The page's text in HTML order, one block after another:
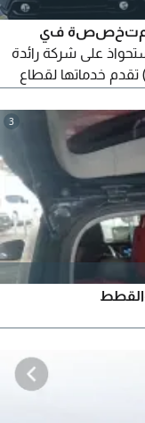
متخصصة في
على شركة رائدة
- 5 درجات مئوية) تقدم خدماتها لقطاع
سيارة مبردة موديل 2025 اقتصادية. على مدار
وعملاء
فرصة مثالية
3